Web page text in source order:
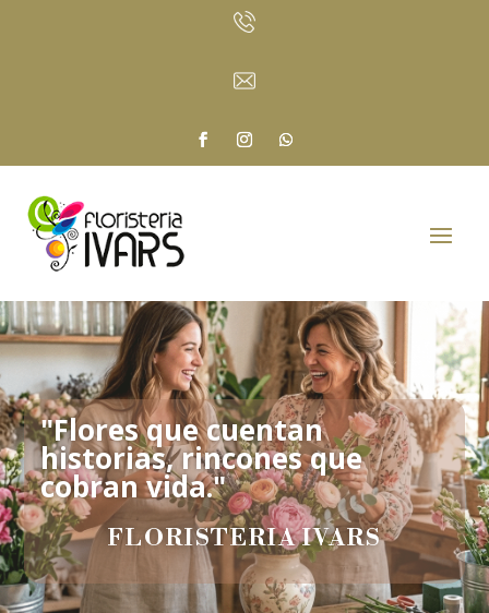
"Flores que cuentan
historias, rincones que
cobran vida."
FLORISTERIA IVARS